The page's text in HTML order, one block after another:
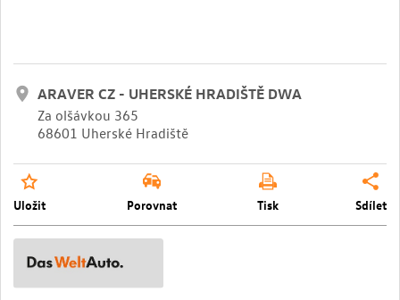
ARAVER CZ - UHERSKÉ HRADIŠTĚ DWA
Za olšávkou 365
68601 Uherské Hradiště
Uložit Porovnat Tisk Sdílet